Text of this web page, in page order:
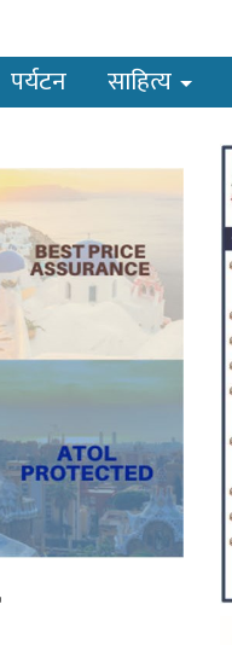
पर्यटन साहित्य